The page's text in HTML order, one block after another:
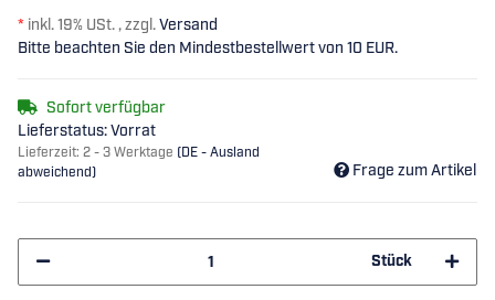
* inkl. 19% USt. , zzgl.Versand
Bitte beachten Sie den Mindestbestellwert von 10 EUR.
Sofort verfügbar
Lieferstatus: Vorrat
Lieferzeit: 2 - 3 Werktage (DE - Ausland
abweichend)
Frage zum Artikel
Stück